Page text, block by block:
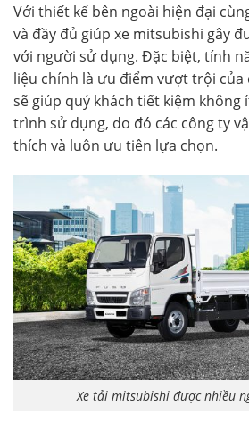
Với thiết kế bên ngoài hiện đại
và đầy đủ giúp xe mitsubishi gây
với người sử dụng. Đặc biệt, tính
liệu chính là ưu điểm vượt trội của
sẽ giúp quý khách tiết kiệm không
trình sử dụng, do đó các công ty
thích và luôn ưu tiên lựa chọn.
Xe tải mitsubishi được nhiều